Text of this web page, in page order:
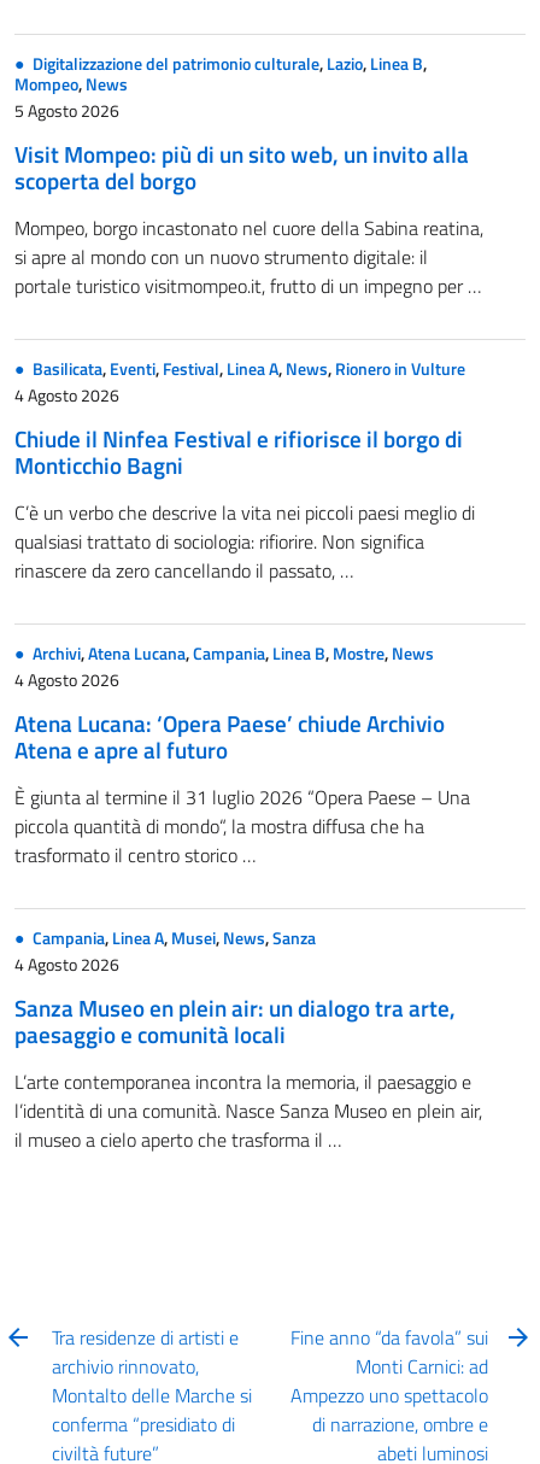
Digitalizzazione del patrimonio culturale,Lazio,Linea B,
Mompeo,News
5 Agosto 2026
Visit Mompeo: più di un sito web, un invito alla
scoperta del borgo
Mompeo, borgo incastonato nel cuore della Sabina reatina,
si apre al mondo con un nuovo strumento digitale: il
portale turistico visitmompeo.it, frutto di un impegno per …
Basilicata,Eventi,Festival,Linea A,News,Rionero in Vulture
4 Agosto 2026
Chiude il Ninfea Festival e rifiorisce il borgo di
Monticchio Bagni
C’è un verbo che descrive la vita nei piccoli paesi meglio di
qualsiasi trattato di sociologia: rifiorire. Non significa
rinascere da zero cancellando il passato, …
Archivi,Atena Lucana,Campania,Linea B,Mostre,News
4 Agosto 2026
Atena Lucana: ‘Opera Paese’ chiude Archivio
Atena e apre al futuro
È giunta al termine il 31 luglio 2026 “Opera Paese – Una
piccola quantità di mondo“, la mostra diffusa che ha
trasformato il centro storico …
Campania,Linea A,Musei,News,Sanza
4 Agosto 2026
Sanza Museo en plein air: un dialogo tra arte,
paesaggio e comunità locali
L’arte contemporanea incontra la memoria, il paesaggio e
l’identità di una comunità. Nasce Sanza Museo en plein air,
il museo a cielo aperto che trasforma il …
Tra residenze di artisti e
archivio rinnovato,
Montalto delle Marche si
conferma “presidiato di
civiltà future”
Fine anno “da favola” sui
Monti Carnici: ad
Ampezzo uno spettacolo
di narrazione, ombre e
abeti luminosi